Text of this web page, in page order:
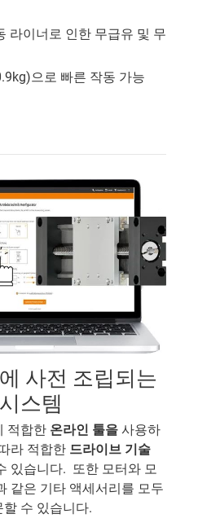
라이너로 인한 무급유 및 무
으로 빠른 작동 가능
사전 조립되는
스템
적합한 온라인 툴을사용하
라 적합한 드라이브 기술
있습니다. 또한 모터와 모
같은 기타 액세서리를 모두
수 있습니다.